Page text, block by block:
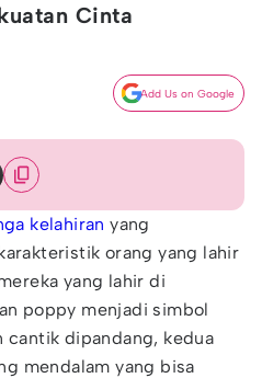
Cinta
Add Us on Google
kelahiran yang
orang yang lahir
yang lahir di
poppy menjadi simbol
cantik dipandang, kedua
mendalam yang bisa